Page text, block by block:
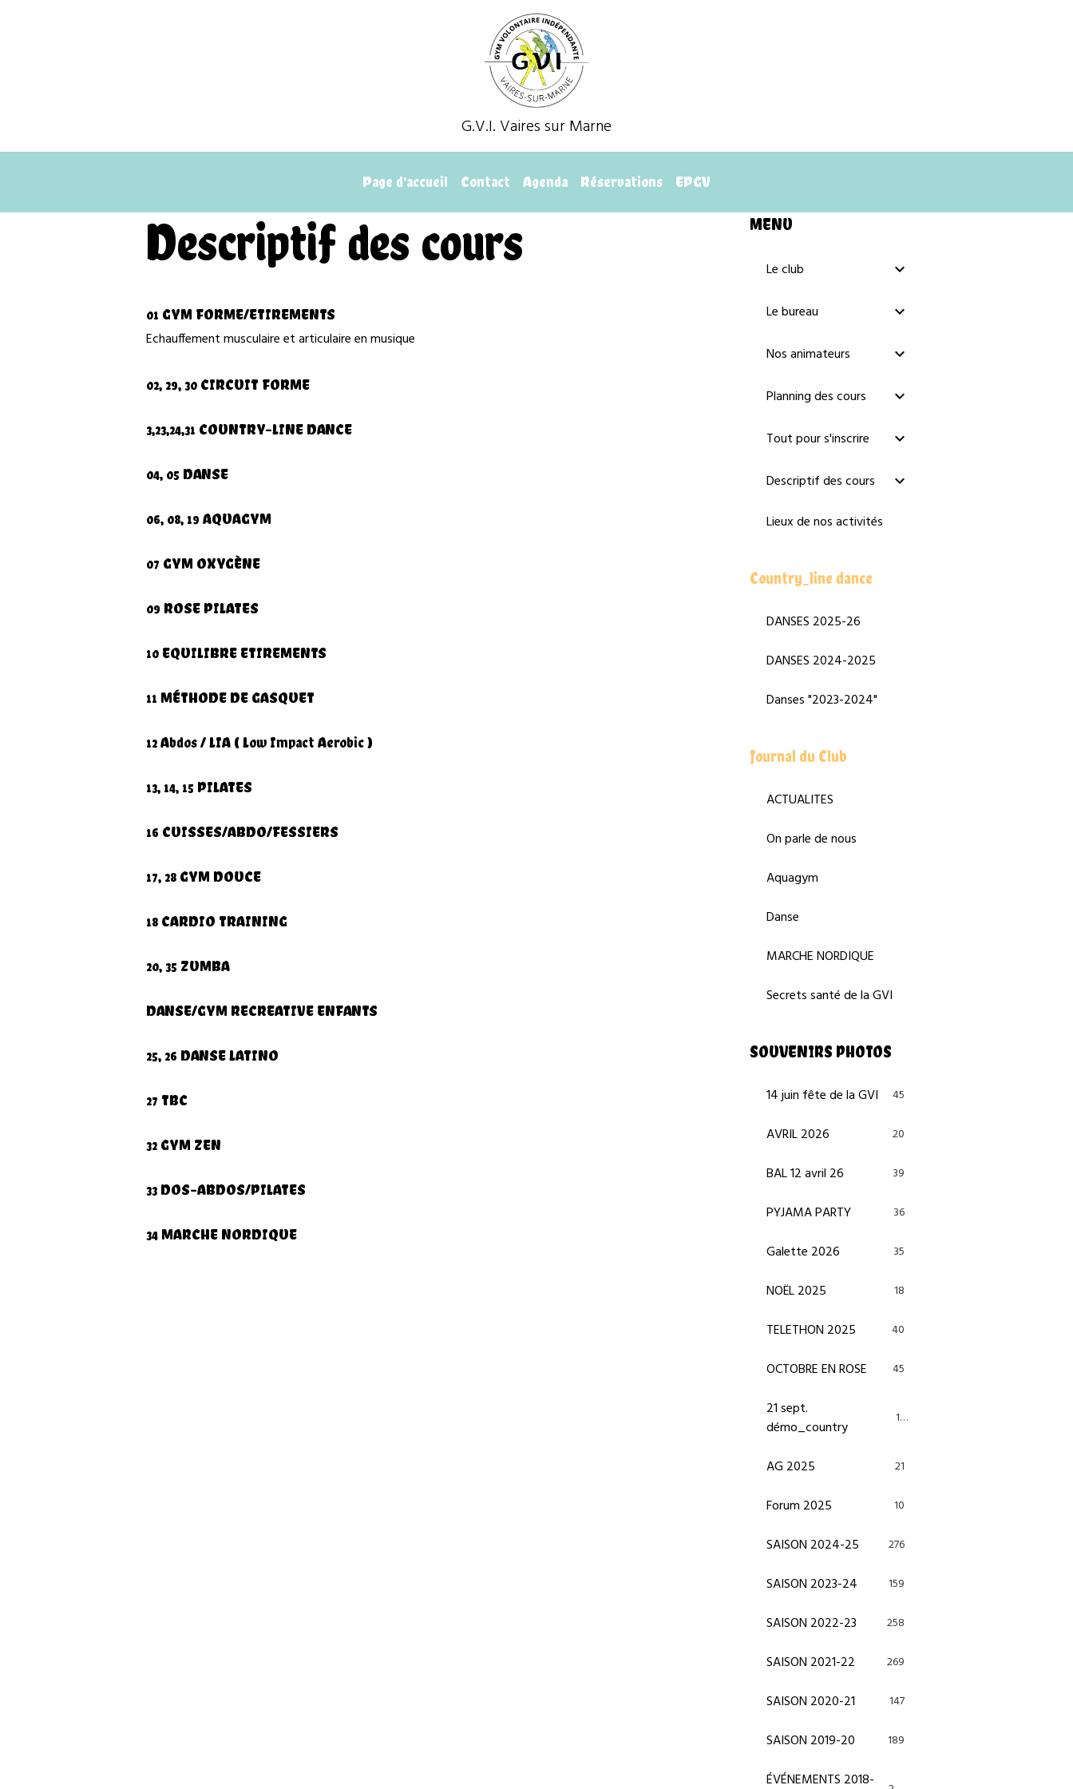
G.V.I. Vaires sur Marne
Page d'accueil Contact Agenda Réservations EPGV
Descriptif des cours
01 GYM FORME/ETIREMENTS
Echauffement musculaire et articulaire en musique
02, 29, 30 CIRCUIT FORME
3,23,24,31 COUNTRY-LINE DANCE
04, 05 DANSE
06, 08, 19 AQUAGYM
07 GYM OXYGÈNE
09 ROSE PILATES
10 EQUILIBRE ETIREMENTS
11 MÉTHODE DE GASQUET
12 Abdos / LIA ( Low Impact Aerobic )
13, 14, 15 PILATES
16 CUISSES/ABDO/FESSIERS
17, 28 GYM DOUCE
18 CARDIO TRAINING
20, 35 ZUMBA
DANSE/GYM RECREATIVE ENFANTS
25, 26 DANSE LATINO
27 TBC
32 GYM ZEN
33 DOS-ABDOS/PILATES
34 MARCHE NORDIQUE
MENU
Le club
Le bureau
Nos animateurs
Planning des cours
Tout pour s'inscrire
Descriptif des cours
Lieux de nos activités
Country_line dance
DANSES 2025-26
DANSES 2024-2025
Danses "2023-2024"
Journal du Club
ACTUALITES
On parle de nous
Aquagym
Danse
MARCHE NORDIQUE
Secrets santé de la GVI
SOUVENIRS PHOTOS
14 juin fête de la GVI 45
AVRIL 2026 20
BAL 12 avril 26 39
PYJAMA PARTY 36
Galette 2026 35
NOËL 2025 18
TELETHON 2025 40
OCTOBRE EN ROSE 45
21 sept.
démo_country
13
AG 2025 21
Forum 2025 10
SAISON 2024-25 276
SAISON 2023-24 159
SAISON 2022-23 258
SAISON 2021-22 269
SAISON 2020-21 147
SAISON 2019-20 189
ÉVÉNEMENTS 2018-